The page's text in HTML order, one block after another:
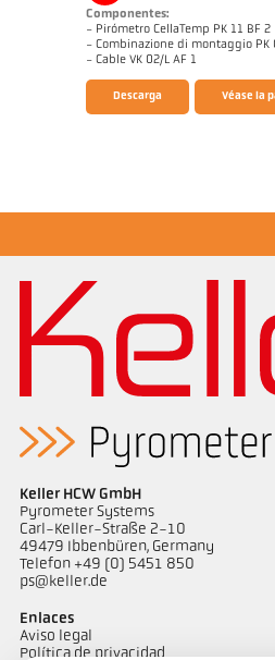
Componentes:
- Pirómetro CellaTemp PK 11 BF 2
- Combinazione di montaggio PK
- Cable VK 02/L AF 1
Descarga Véase la
Keller HCW GmbH
Pyrometer Systems
Carl-Keller-Straße 2-10
49479 Ibbenbüren, Germany
Telefon +49 (0) 5451 850
ps@keller.de
Enlaces
Aviso legal
Política de privacidad